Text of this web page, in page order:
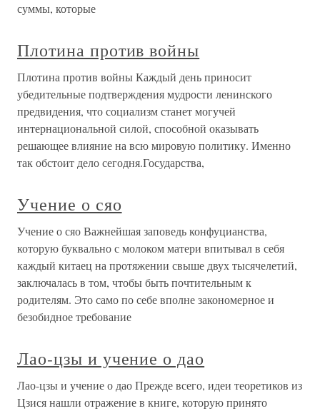
суммы, которые
Плотина против войны
Плотина против войны Каждый день приносит
убедительные подтверждения мудрости ленинского
предвидения, что социализм станет могучей
интернациональной силой, способной оказывать
решающее влияние на всю мировую политику. Именно
так обстоит дело сегодня.Государства,
Учение о сяо
Учение о сяо Важнейшая заповедь конфуцианства,
которую буквально с молоком матери впитывал в себя
каждый китаец на протяжении свыше двух тысячелетий,
заключалась в том, чтобы быть почтительным к
родителям. Это само по себе вполне закономерное и
безобидное требование
Лао-цзы и учение о дао
Лао-цзы и учение о дао Прежде всего, идеи теоретиков из
Цзися нашли отражение в книге, которую принято